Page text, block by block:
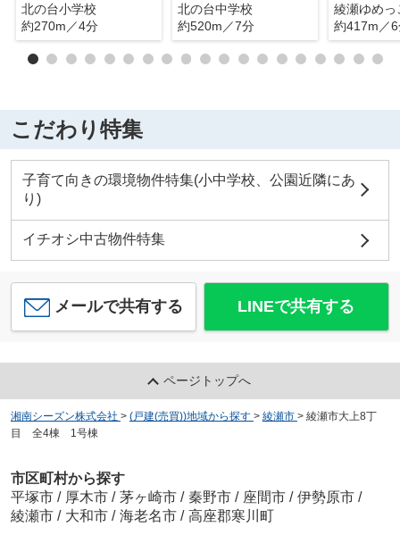
北の台小学校
約270m／4分
北の台中学校
約520m／7分
綾瀬ゆめっ
約417m／
こだわり特集
子育て向きの環境物件特集(小中学校、公園近隣にあ
り)
イチオシ中古物件特集
メールで共有する LINEで共有する
ページトップへ
湘南シーズン株式会社 > (戸建(売買))地域から探す > 綾瀬市 > 綾瀬市大上8丁
目 全4棟 1号棟
市区町村から探す
平塚市 / 厚木市 / 茅ヶ崎市 / 秦野市 / 座間市 / 伊勢原市 /
綾瀬市 / 大和市 / 海老名市 / 高座郡寒川町